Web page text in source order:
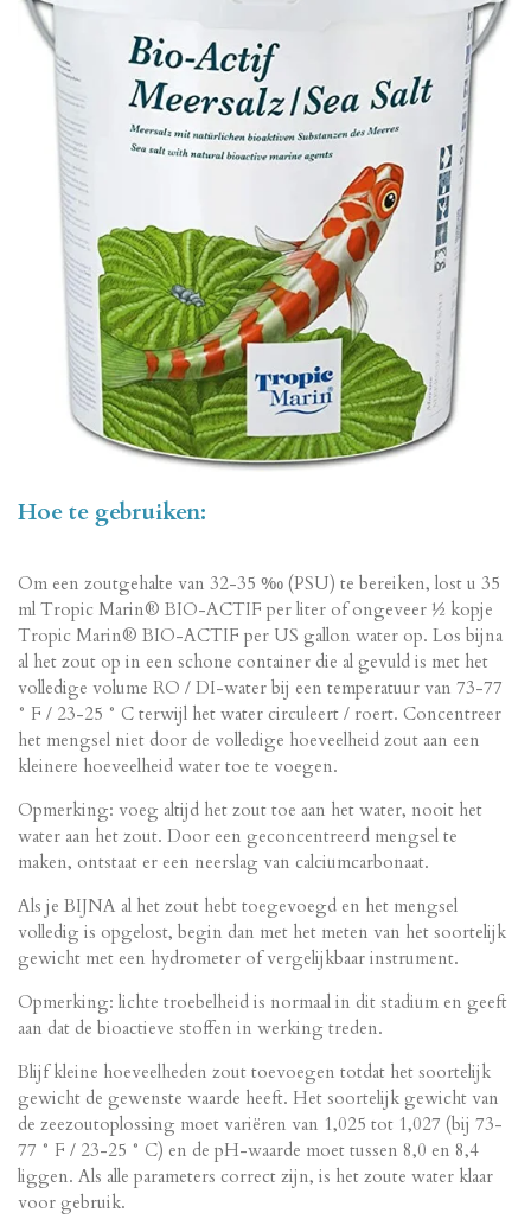
Hoe te gebruiken:
Om een ​​zoutgehalte van 32-35 ‰ (PSU) te bereiken, lost u 35
ml Tropic Marin® BIO-ACTIF per liter of ongeveer ½ kopje
Tropic Marin® BIO-ACTIF per US gallon water op. Los bijna
al het zout op in een schone container die al gevuld is met het
volledige volume RO / DI-water bij een temperatuur van 73-77
° F / 23-25 ​​° C terwijl het water circuleert / roert. Concentreer
het mengsel niet door de volledige hoeveelheid zout aan een
kleinere hoeveelheid water toe te voegen.
Opmerking: voeg altijd het zout toe aan het water, nooit het
water aan het zout. Door een geconcentreerd mengsel te
maken, ontstaat er een neerslag van calciumcarbonaat.
Als je BIJNA al het zout hebt toegevoegd en het mengsel
volledig is opgelost, begin dan met het meten van het soortelijk
gewicht met een hydrometer of vergelijkbaar instrument.
Opmerking: lichte troebelheid is normaal in dit stadium en geeft
aan dat de bioactieve stoffen in werking treden.
Blijf kleine hoeveelheden zout toevoegen totdat het soortelijk
gewicht de gewenste waarde heeft. Het soortelijk gewicht van
de zeezoutoplossing moet variëren van 1,025 tot 1,027 (bij 73-
77 ° F / 23-25 ​​° C) en de pH-waarde moet tussen 8,0 en 8,4
liggen. Als alle parameters correct zijn, is het zoute water klaar
voor gebruik.